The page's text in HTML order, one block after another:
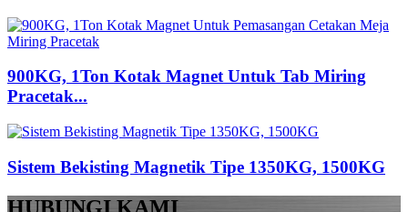
900KG, 1Ton Kotak Magnet Untuk Tab Miring
Pracetak...
Sistem Bekisting Magnetik Tipe 1350KG, 1500KG
HUBUNGI KAMI